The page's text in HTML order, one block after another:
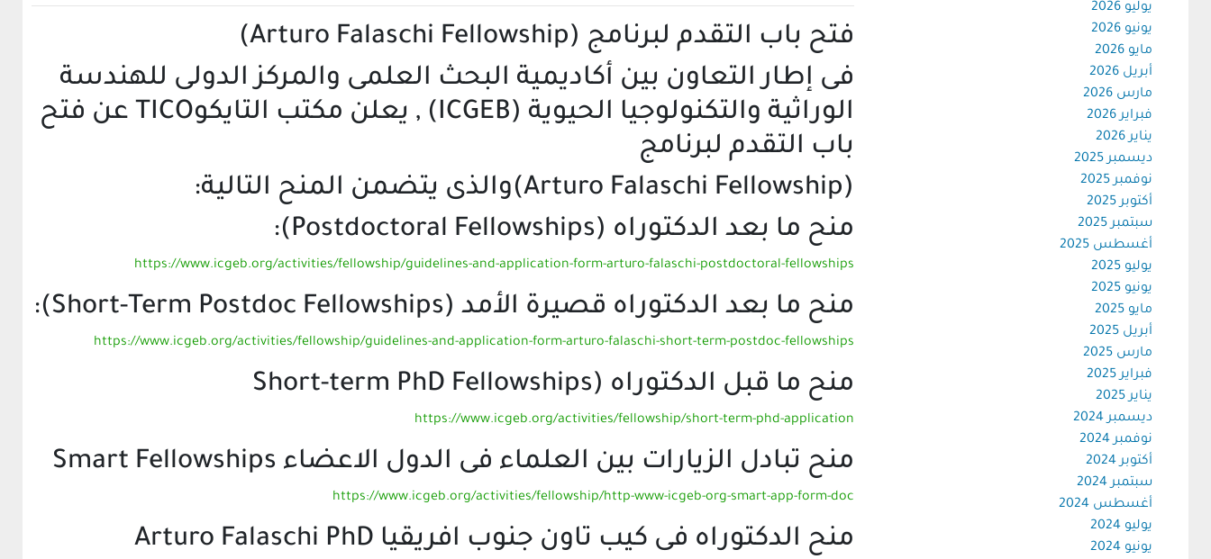
يوليو 2026
يونيو 2026
مايو 2026
أبريل 2026
مارس 2026
فبراير 2026
يناير 2026
ديسمبر 2025
نوفمبر 2025
أكتوبر 2025
سبتمبر 2025
أغسطس 2025
يوليو 2025
يونيو 2025
مايو 2025
أبريل 2025
مارس 2025
فبراير 2025
يناير 2025
ديسمبر 2024
نوفمبر 2024
أكتوبر 2024
سبتمبر 2024
أغسطس 2024
يوليو 2024
يونيو 2024
فتح باب التقدم لبرنامج (Arturo Falaschi Fellowship)
فى إطار التعاون بين أكاديمية البحث العلمى والمركز الدولى للهندسة
الوراثية والتكنولوجيا الحيوية (ICGEB) , يعلن مكتب التايكوTICO عن فتح
باب التقدم لبرنامج
(Arturo Falaschi Fellowship)والذى يتضمن المنح التالية:
منح ما بعد الدكتوراه (Postdoctoral Fellowships):
https://www.icgeb.org/activities/fellowship/guidelines-and-application-form-arturo-falaschi-postdoctoral-fellowships
منح ما بعد الدكتوراه قصيرة الأمد (Short-Term Postdoc Fellowships):
https://www.icgeb.org/activities/fellowship/guidelines-and-application-form-arturo-falaschi-short-term-postdoc-fellowships
منح ما قبل الدكتوراه (Short-term PhD Fellowships
https://www.icgeb.org/activities/fellowship/short-term-phd-application
منح تبادل الزيارات بين العلماء فى الدول الاعضاء Smart Fellowships
https://www.icgeb.org/activities/fellowship/http-www-icgeb-org-smart-app-form-doc
منح الدكتوراه فى كيب تاون جنوب افريقيا Arturo Falaschi PhD